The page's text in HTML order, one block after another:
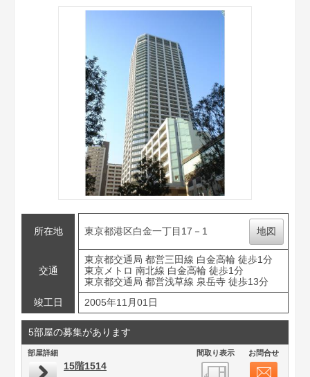
所在地 東京都港区白金一丁目17－1 地図
交通
東京都交通局 都営三田線 白金高輪 徒歩1分
東京メトロ 南北線 白金高輪 徒歩1分
東京都交通局 都営浅草線 泉岳寺 徒歩13分
竣工日
2005年11月01日
5部屋の募集があります
部屋詳細 間取り表示 お問合せ
15階1514